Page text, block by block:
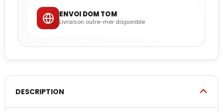
ENVOI DOM TOM
Livraison outre-mer disponible
DESCRIPTION